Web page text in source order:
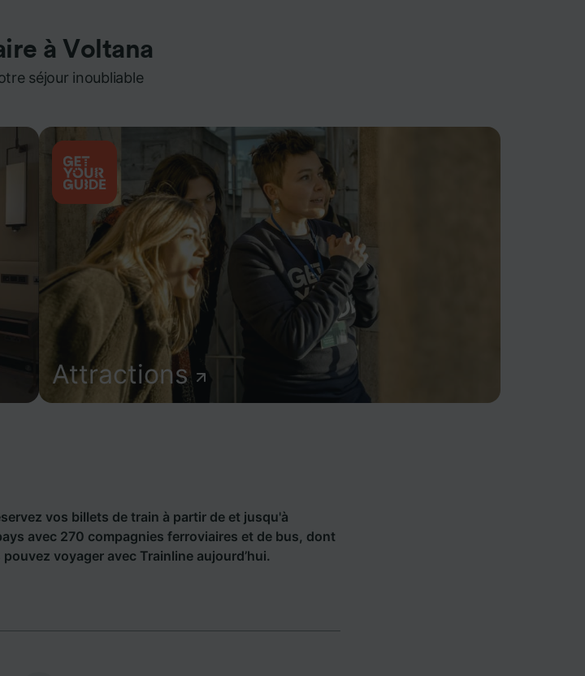
à Voltana
séjour inoubliable
Attractions
vos billets de train à partir de et jusqu'à
avec 270 compagnies ferroviaires et de bus, dont
voyager avec Trainline aujourd’hui.